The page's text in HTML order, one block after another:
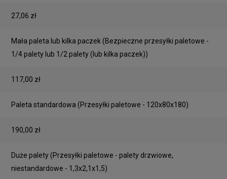
27,06 zł
Mała paleta lub kilka paczek(Bezpieczne przesyłki paletowe -
1/4 palety lub 1/2 palety (lub kilka paczek))
117,00 zł
Paleta standardowa (Przesyłki paletowe - 120x80x180)
190,00 zł
Duże palety(Przesyłki paletowe - palety drzwiowe,
niestandardowe - 1,3x2,1x1,5)